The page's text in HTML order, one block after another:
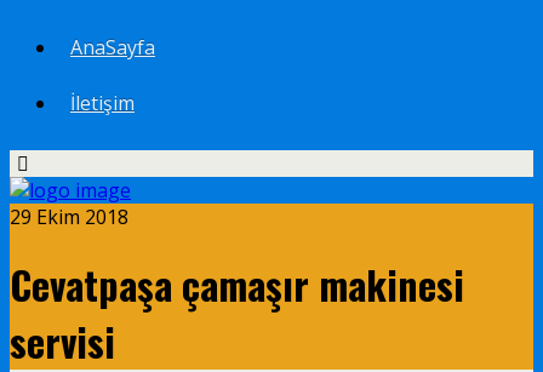
AnaSayfa
İletişim
29 Ekim 2018
Cevatpaşa çamaşır makinesi
servisi